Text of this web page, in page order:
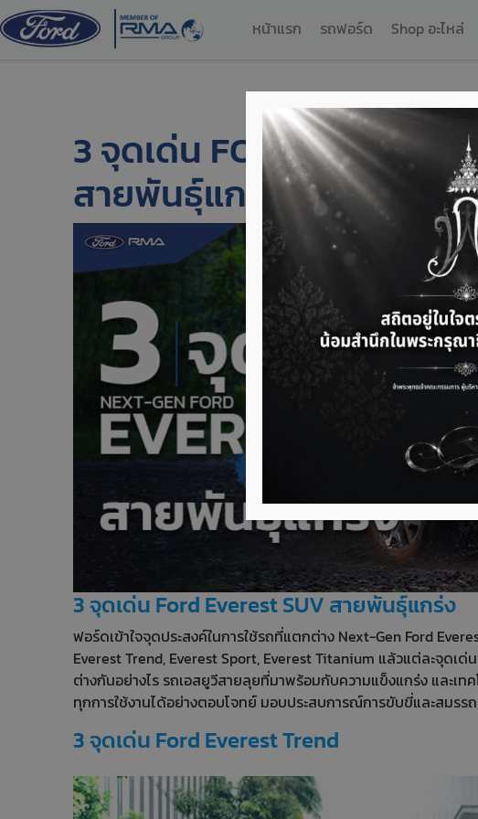
หน้าแรก รถฟอร์ด Shop อะไหล่
3 จุดเด่น FORD
สายพันธุ์แกร่ง
3 จุดเด่น Ford Everest SUV สายพันธุ์แกร่ง
ฟอร์ดเข้าใจจุดประสงค์ในการใช้รถที่แตกต่าง Next-Gen Ford
Everest Trend, Everest Sport, Everest Titanium แล้วแต่ละจุดเด่
ต่างกันอย่างไร รถเอสยูวีสายลุยที่มาพร้อมกับความแข็งแกร่ง และเ
ทุกการใช้งานได้อย่างตอบโจทย์ มอบประสบการณ์การขับขี่และสมรร
3 จุดเด่น Ford Everest Trend